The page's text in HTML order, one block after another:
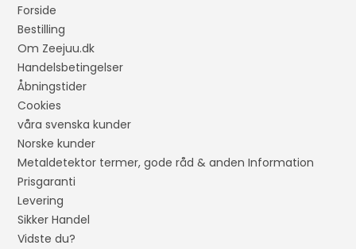
Forside
Bestilling
Om Zeejuu.dk
Handelsbetingelser
Åbningstider
Cookies
våra svenska kunder
Norske kunder
Metaldetektor termer, gode råd & anden Information
Prisgaranti
Levering
Sikker Handel
Vidste du?